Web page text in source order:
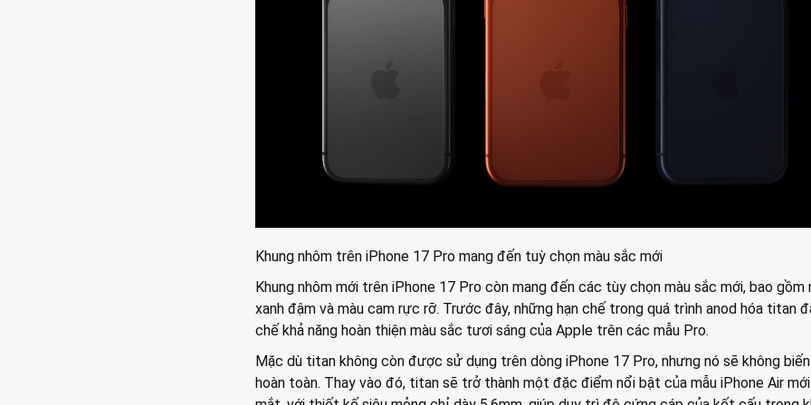
Khung nhôm trên iPhone 17 Pro mang đến tuỳ chọn màu sắc mới
Khung nhôm mới trên iPhone 17 Pro còn mang đến các tùy chọn màu sắc mới, bao gồm
xanh đậm và màu cam rực rỡ. Trước đây, những hạn chế trong quá trình anod hóa titan
chế khả năng hoàn thiện màu sắc tươi sáng của Apple trên các mẫu Pro.
Mặc dù titan không còn được sử dụng trên dòng iPhone 17 Pro, nhưng nó sẽ không
hoàn toàn. Thay vào đó, titan sẽ trở thành một đặc điểm nổi bật của mẫu iPhone Air